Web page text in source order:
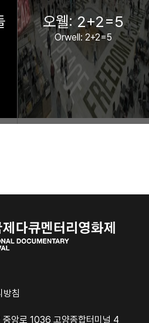
오웰: 2+2=5
Orwell: 2+2=5
방침
중앙로 1036 고양종합터미널 4